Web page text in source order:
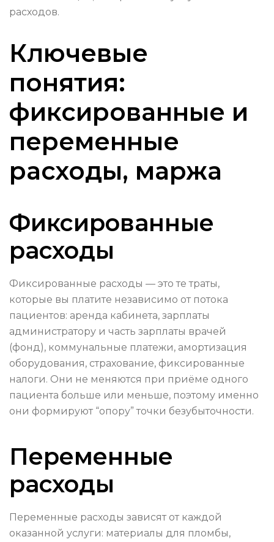
расходов.
Ключевые
понятия:
фиксированные и
переменные
расходы, маржа
Фиксированные
расходы
Фиксированные расходы — это те траты,
которые вы платите независимо от потока
пациентов: аренда кабинета, зарплаты
администратору и часть зарплаты врачей
(фонд), коммунальные платежи, амортизация
оборудования, страхование, фиксированные
налоги. Они не меняются при приёме одного
пациента больше или меньше, поэтому именно
они формируют “опору” точки безубыточности.
Переменные
расходы
Переменные расходы зависят от каждой
оказанной услуги: материалы для пломбы,